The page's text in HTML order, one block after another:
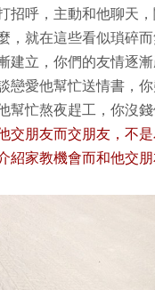
招呼，主動和他聊天
，就在這些看似瑣碎
建立，你們的友情逐
戀愛他幫忙送情書，
幫忙熬夜趕工，你沒
交朋友而交朋友，不
紹家教機會而和他交